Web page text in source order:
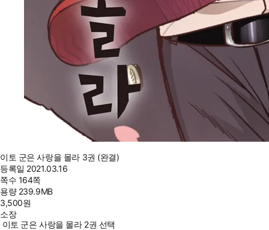
이토 군은 사랑을 몰라 3권 (완결)
등록일 2021.03.16
쪽수 164쪽
용량 239.9MB
3,500원
소장
이토 군은 사랑을 몰라 2권 선택